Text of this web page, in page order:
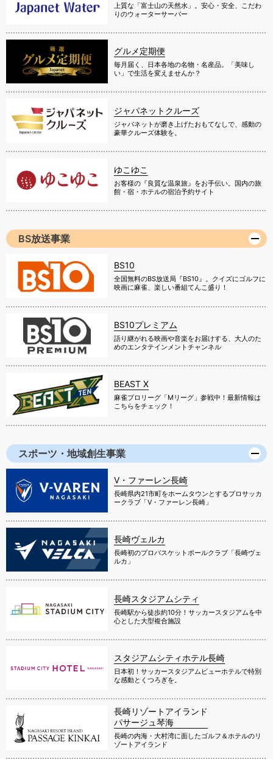
上質な「富士山の天然水」。安心・安全、こだわ
りのウォーターサーバー
グルメ定期便
毎月届く、日本各地の名物・名産品。「美味し
い」で生活を変えませんか？
ジャパネットクルーズ
ジャパネットが磨き上げたおもてなしで、感動の
豪華クルーズ体験を。
ゆこゆこ
お客様の『良質な温泉旅』をお手伝い。国内の旅
館・宿・ホテルの宿泊予約サイト
BS放送事業
BS10
全国無料のBS放送局『BS10』。クイズにゴルフに
映画に麻雀、楽しい番組てんこ盛り！
BS10プレミアム
語り継がれる映画や音楽をお届けする、大人のた
めのエンタテインメントチャンネル
BEAST X
麻雀プロリーグ「Mリーグ」参戦中！最新情報は
こちらをチェック！
スポーツ・地域創生事業
V・ファーレン長崎
長崎県内21市町をホームタウンとするプロサッカ
ークラブ「V・ファーレン長崎」
長崎ヴェルカ
長崎初のプロバスケットボールクラブ「長崎ヴェ
ルカ」
長崎スタジアムシティ
長崎駅から徒歩約10分！サッカースタジアムを中
心とした大型複合施設
スタジアムシティホテル長崎
日本初！サッカースタジアムビューホテルで特別
な感動とくつろぎを。
長崎リゾートアイランド
パサージュ琴海
長崎の内海・大村湾に面したゴルフ＆ホテルのリ
ゾートアイランド